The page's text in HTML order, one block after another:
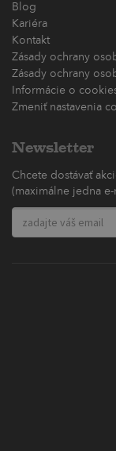
Blog
Kariéra
Kontakt
Zásady ochrany
Zásady ochrany
Informácie o
Zmeniť nastavenia
Newsletter
Chcete dostávať
(maximálne jedna